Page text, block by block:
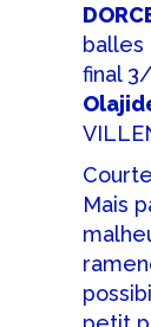
balles
final
Mais